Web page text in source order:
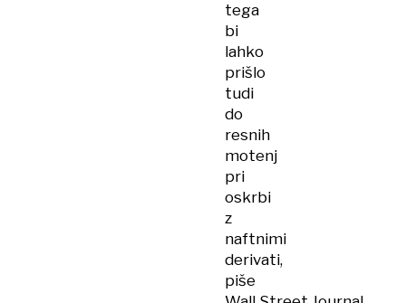
tega
bi
lahko
prišlo
tudi
do
resnih
motenj
pri
oskrbi
z
naftnimi
derivati,
piše